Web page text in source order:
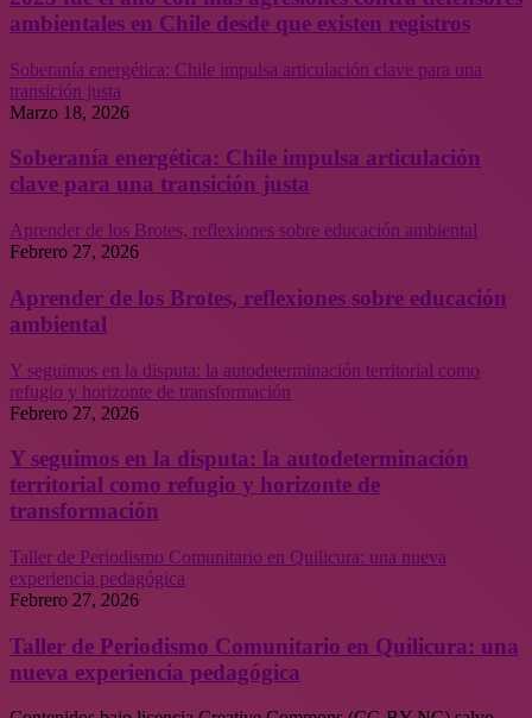
ambientales en Chile desde que existen registros
Soberanía energética: Chile impulsa articulación clave para una
transición justa
Marzo 18, 2026
Soberanía energética: Chile impulsa articulación
clave para una transición justa
Aprender de los Brotes, reflexiones sobre educación ambiental
Febrero 27, 2026
Aprender de los Brotes, reflexiones sobre educación
ambiental
Y seguimos en la disputa: la autodeterminación territorial como
refugio y horizonte de transformación
Febrero 27, 2026
Y seguimos en la disputa: la autodeterminación
territorial como refugio y horizonte de
transformación
Taller de Periodismo Comunitario en Quilicura: una nueva
experiencia pedagógica
Febrero 27, 2026
Taller de Periodismo Comunitario en Quilicura: una
nueva experiencia pedagógica